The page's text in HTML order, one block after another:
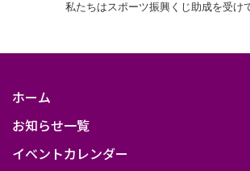
私たちはスポーツ振興くじ助成を受け
ホーム
お知らせ一覧
イベントカレンダー